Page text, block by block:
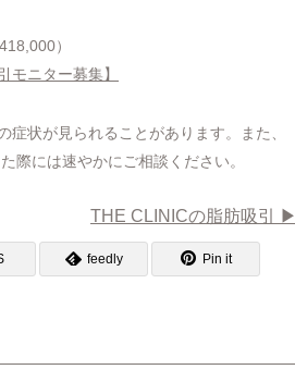
）
モニター募集】
状が見られることがあります。また、
際には速やかにご相談ください。
THE CLINICの脂肪吸引 ▶︎
feedly Pin it